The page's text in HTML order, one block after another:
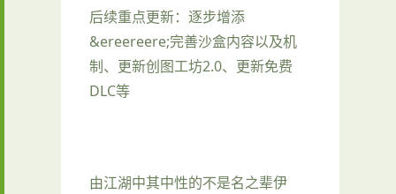
后续重点更新：逐步增添
&ereereere;完善沙盒内容以及机
制、更新创图工坊2.0、更新免费
DLC等
由江湖中其中性的不是名之辈伊